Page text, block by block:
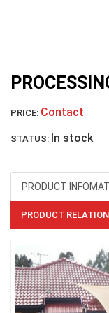
PRICE: Contact
STATUS: In stock
PRODUCT
PRODUCT